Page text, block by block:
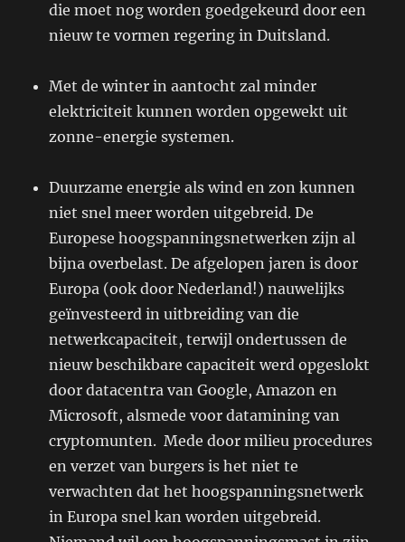
die moet nog worden goedgekeurd door een
nieuw te vormen regering in Duitsland.
Met de winter in aantocht zal minder
elektriciteit kunnen worden opgewekt uit
zonne-energie systemen.
Duurzame energie als wind en zon kunnen
niet snel meer worden uitgebreid. De
Europese hoogspanningsnetwerken zijn al
bijna overbelast. De afgelopen jaren is door
Europa (ook door Nederland!) nauwelijks
geïnvesteerd in uitbreiding van die
netwerkcapaciteit, terwijl ondertussen de
nieuw beschikbare capaciteit werd opgeslokt
door datacentra van Google, Amazon en
Microsoft, alsmede voor datamining van
cryptomunten. Mede door milieu procedures
en verzet van burgers is het niet te
verwachten dat het hoogspanningsnetwerk
in Europa snel kan worden uitgebreid.